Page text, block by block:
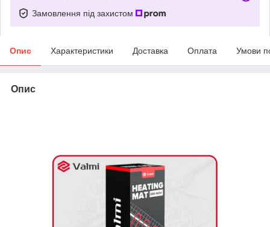
Замовлення під захистом
Опис Характеристики Доставка Оплата Умови
Опис